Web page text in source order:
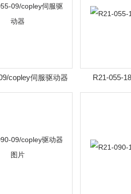
copley伺服驱动器 R21-055-